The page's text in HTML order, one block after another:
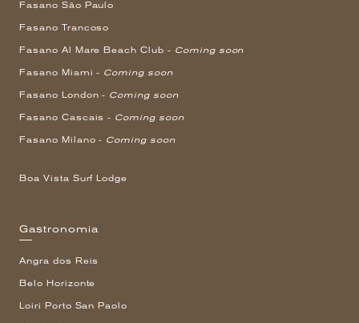
Fasano São Paulo
Fasano Trancoso
Fasano Al Mare Beach Club - Coming soon
Fasano Miami - Coming soon
Fasano London - Coming soon
Fasano Cascais - Coming soon
Fasano Milano - Coming soon
Boa Vista Surf Lodge
Gastronomia
Angra dos Reis
Belo Horizonte
Loiri Porto San Paolo